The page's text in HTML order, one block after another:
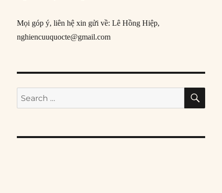
Mọi góp ý, liên hệ xin gửi về: Lê Hồng Hiệp,
nghiencuuquocte@gmail.com
Search
for: